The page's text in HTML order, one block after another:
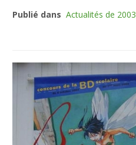
Publié dans Actualités de 2003